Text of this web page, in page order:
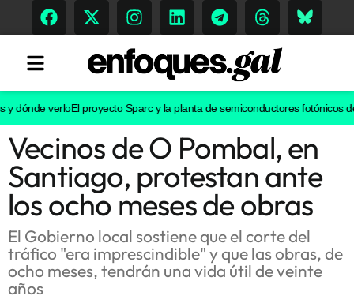
Tendencias
Memoria Histórica
Gastronomía
Escenarios
verloEl proyecto Sparc y la planta de semiconductores fotónicos de
Vecinos de O Pombal, en
Santiago, protestan ante
los ocho meses de obras
El Gobierno local sostiene que el corte del
tráfico "era imprescindible" y que las obras, de
ocho meses, tendrán una vida útil de veinte
años